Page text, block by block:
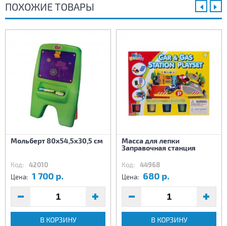
ПОХОЖИЕ ТОВАРЫ
Мольберт 80х54,5х30,5 см
Код: 42010
Цена: 1 700 р.
В КОРЗИНУ
Масса для лепки
Заправочная станция
Код: 44968
Цена: 680 р.
В КОРЗИНУ